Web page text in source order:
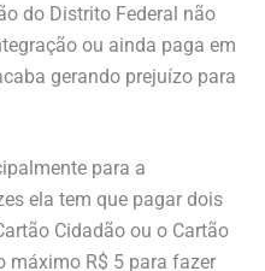
do Distrito Federal não
ou ainda paga em
gerando prejuízo para
para a
ela tem que pagar dois
Cidadão ou o Cartão
máximo R$ 5 para fazer